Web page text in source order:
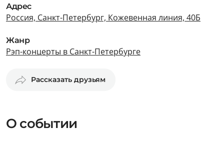
Адрес
Россия, Санкт-Петербург, Кожевенная линия, 40Б
Жанр
Рэп-концерты в Санкт-Петербурге
Рассказать друзьям
О событии